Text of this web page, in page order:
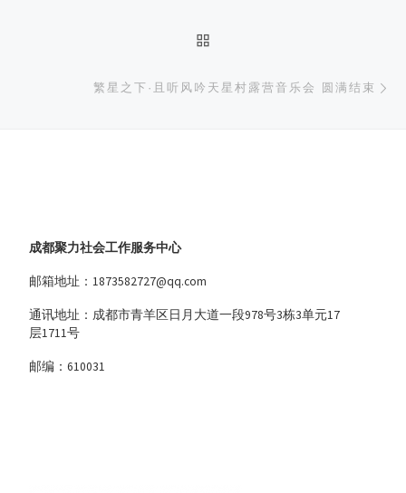
繁星之下·且听风吟天星村露营音乐会 圆满结束
成都聚力社会工作服务中心
邮箱地址：1873582727@qq.com
通讯地址：成都市青羊区日月大道一段978号3栋3单元17
层1711号
邮编：610031